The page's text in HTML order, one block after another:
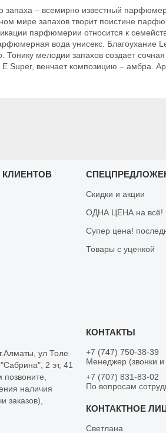
запаха – всемирно известный
мире запахов творит поистине
парфюмерии относится к
вода унисекс. Благоухание
Тонику мелодии запахов создает
Super, венчает композицию – амбра.
Скидки и акции
ОДНА ЦЕНА на всё!
Супер цена!
Товары с уценкой
ул Толе
2 эт, 41
наличия
заказов),
+7 (747) 750-38-39
Менеджер (звонки
+7 (707) 831-83-02
По вопросам
Светлана